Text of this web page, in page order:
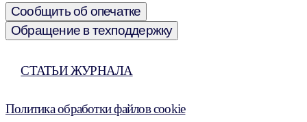
Сообщить об опечатке
Обращение в техподдержку
СТАТЬИ ЖУРНАЛА
Политика обработки файлов cookie